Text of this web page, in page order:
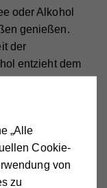
oder Alkohol
genießen.
der
entzieht dem
„Alle
Cookie-
von
zu